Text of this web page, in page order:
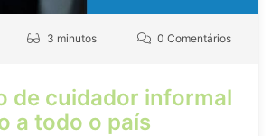
3 minutos 0 Comentários
de cuidador informal
a todo o país